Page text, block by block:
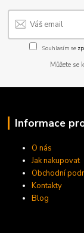
Souhlasím se
Můžete
Informace
O nás
Jak nakupovat
Obchodní
Kontakty
Blog